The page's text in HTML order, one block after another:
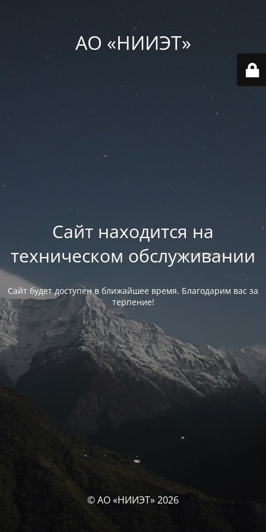
АО «НИИЭТ»
Сайт находится на
техническом обслуживании
Сайт будет доступен в ближайшее время. Благодарим вас за
терпение!
© АО «НИИЭТ» 2026